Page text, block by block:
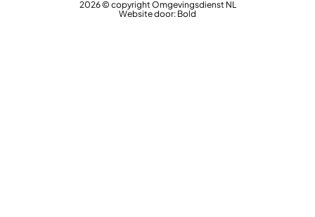
2026 © copyright Omgevingsdienst NL
Website door: Bold